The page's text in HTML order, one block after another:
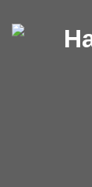
Перейти к